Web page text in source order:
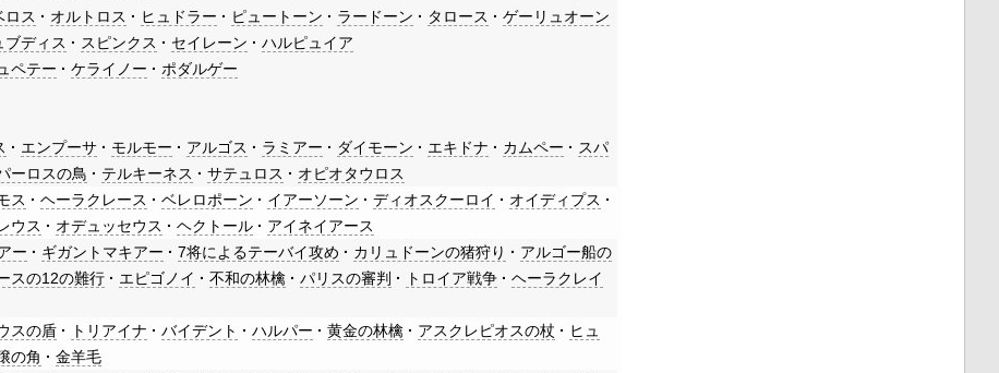
ロス オルトロス ヒュドラー ピュートーン ラードーン タロース
ゲーリュオーン
ブディス スピンクス セイレーン
ハルピュイア
ペテー ケライノー
ポダルゲー
エンプーサ モルモー アルゴス ラミアー ダイモーン エキドナ カムペー
スパ
ーロスの鳥 テルキーネス サテュロス オピオタウロス
ス ヘーラクレース ベレロポーン イアーソーン ディオスクーロイ
オイディプス
ウス オデュッセウス ヘクトール アイネイアース
ー ギガントマキアー 7将によるテーバイ攻め カリュドーンの猪狩り
アルゴー船の
スの12の難行 エピゴノイ 不和の林檎 パリスの審判 トロイア戦争
ヘーラクレイ
スの盾 トリアイナ バイデント ハルパー 黄金の林檎 アスクレピオスの杖
ヒュ
の角 金羊毛